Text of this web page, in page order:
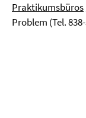
Praktikumsbüros
Problem (Tel.